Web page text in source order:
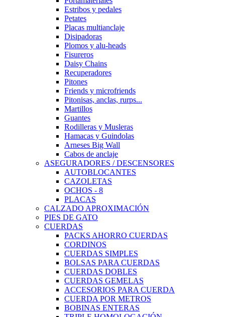
Estribos y pedales
Petates
Placas multianclaje
Disipadoras
Plomos y alu-heads
Fisureros
Daisy Chains
Recuperadores
Pitones
Friends y microfriends
Pitonisas, anclas, rurps...
Martillos
Guantes
Rodilleras y Musleras
Hamacas y Guindolas
Arneses Big Wall
Cabos de anclaje
ASEGURADORES / DESCENSORES
AUTOBLOCANTES
CAZOLETAS
OCHOS - 8
PLACAS
CALZADO APROXIMACIÓN
PIES DE GATO
CUERDAS
PACKS AHORRO CUERDAS
CORDINOS
CUERDAS SIMPLES
BOLSAS PARA CUERDAS
CUERDAS DOBLES
CUERDAS GEMELAS
ACCESORIOS PARA CUERDA
CUERDA POR METROS
BOBINAS ENTERAS